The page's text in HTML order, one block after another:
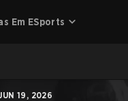
Em ESports
19, 2026